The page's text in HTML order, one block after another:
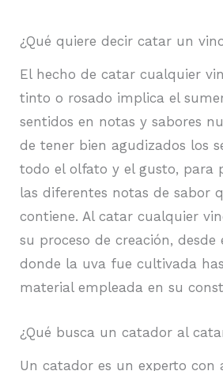
¿Qué quiere decir catar un
El hecho de catar cualquier
tinto o rosado implica el
sentidos en notas y sabores
de tener bien agudizados los
todo el olfato y el gusto, para
las diferentes notas de sabor
contiene. Al catar cualquier
su proceso de creación, desde
donde la uva fue cultivada
material empleada en su
¿Qué busca un catador al
Un catador es un experto con